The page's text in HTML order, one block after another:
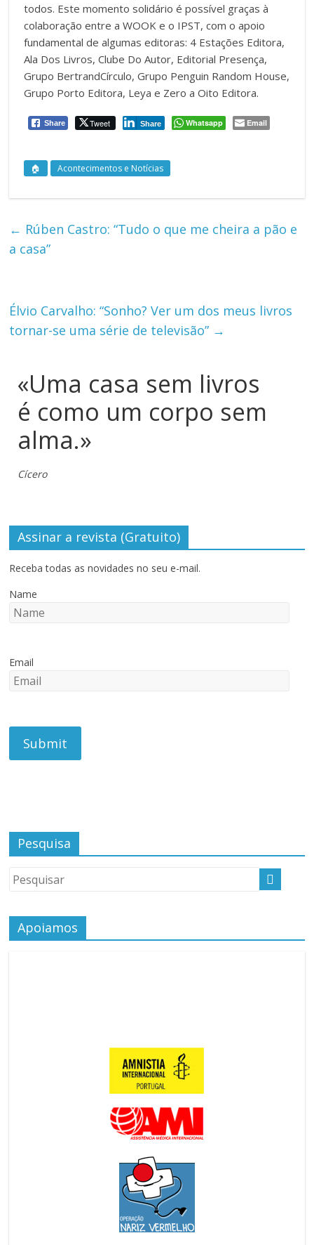
todos. Este momento solidário é possível graças à
colaboração entre a WOOK e o IPST, com o apoio
fundamental de algumas editoras: 4 Estações Editora,
Ala Dos Livros, Clube Do Autor, Editorial Presença,
Grupo BertrandCírculo, Grupo Penguin Random House,
Grupo Porto Editora, Leya e Zero a Oito Editora.
Share Tweet Share Whatsapp Email
🏠 Acontecimentos e Notícias
← Rúben Castro: “Tudo o que me cheira a pão e
a casa”
Élvio Carvalho: “Sonho? Ver um dos meus livros
tornar-se uma série de televisão” →
«Uma casa sem livros
é como um corpo sem
alma.»
Cícero
Assinar a revista (Gratuito)
Receba todas as novidades no seu e-mail.
Name
Email
Pesquisa
Apoiamos